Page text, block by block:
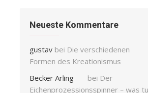
Neueste Kommentare
gustav bei Die verschiedenen
Formen des Kreationismus
Becker Arling
bei Der
Eichenprozessionsspinner – was